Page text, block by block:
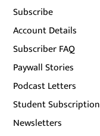
Subscribe
Account Details
Subscriber FAQ
Paywall Stories
Podcast Letters
Student Subscription
Newsletters